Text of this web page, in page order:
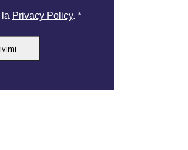
la Privacy Policy. *